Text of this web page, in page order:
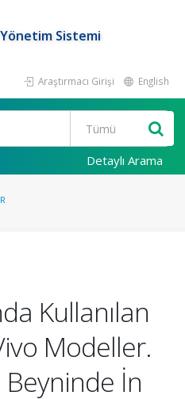
Sistemi
Araştırmacı Girişi English
Detaylı Arama
Kullanılan
Modeller.
Beyninde İn